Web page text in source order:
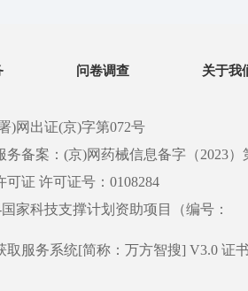
问卷调查 关于我
)网出证(京)字第072号
备案：(京)网药械信息备字（2023）
证 许可证号：0108284
家科技支撑计划资助项目（编号：
取服务系统[简称：万方智搜] V3.0 证